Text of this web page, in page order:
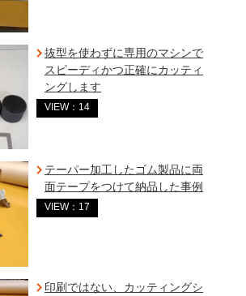
抜型を使わずに専用のマシンで
スピーディかつ正確にカッティ
ングします
VIEW：14
テーパー加工したゴム製品に両
面テープをつけて納品した事例
VIEW：17
印刷ではない、カッティングシ